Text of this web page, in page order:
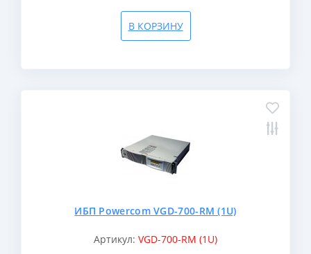
В КОРЗИНУ
ИБП Powercom VGD-700-RM (1U)
Артикул: VGD-700-RM (1U)